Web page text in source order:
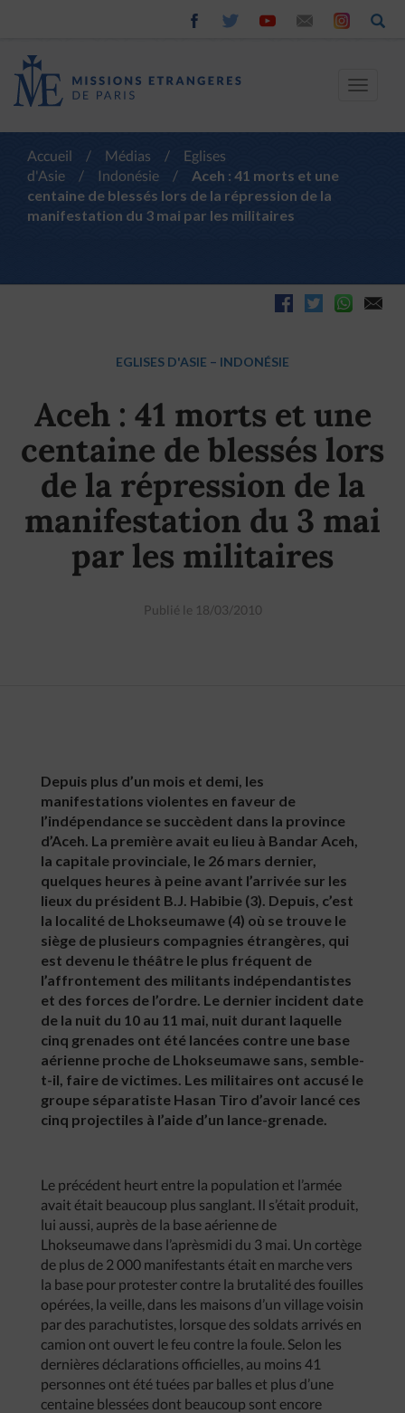
Toggle
Accueil / Médias /
Eglises
d'Asie
/ Indonésie /
Aceh : 41 morts et une
centaine de blessés lors de la répression de la
manifestation du 3 mai par les militaires
EGLISES D'ASIE – INDONÉSIE
Aceh : 41 morts et une
centaine de blessés lors
de la répression de la
manifestation du 3 mai
par les militaires
Publié le 18/03/2010
Depuis plus d’un mois et demi, les
manifestations violentes en faveur de
l’indépendance se succèdent dans la province
d’Aceh. La première avait eu lieu à Bandar Aceh,
la capitale provinciale, le 26 mars dernier,
quelques heures à peine avant l’arrivée sur les
lieux du président B.J. Habibie (3). Depuis, c’est
la localité de Lhokseumawe (4) où se trouve le
siège de plusieurs compagnies étrangères, qui
est devenu le théâtre le plus fréquent de
l’affrontement des militants indépendantistes
et des forces de l’ordre. Le dernier incident date
de la nuit du 10 au 11 mai, nuit durant laquelle
cinq grenades ont été lancées contre une base
aérienne proche de Lhokseumawe sans, semble-
t-il, faire de victimes. Les militaires ont accusé le
groupe séparatiste Hasan Tiro d’avoir lancé ces
cinq projectiles à l’aide d’un lance-grenade.
Le précédent heurt entre la population et l’armée
avait était beaucoup plus sanglant. Il s’était produit,
lui aussi, auprès de la base aérienne de
Lhokseumawe dans l’aprèsmidi du 3 mai. Un cortège
de plus de 2 000 manifestants était en marche vers
la base pour protester contre la brutalité des fouilles
opérées, la veille, dans les maisons d’un village voisin
par des parachutistes, lorsque des soldats arrivés en
camion ont ouvert le feu contre la foule. Selon les
dernières déclarations officielles, au moins 41
personnes ont été tuées par balles et plus d’une
centaine blessées dont beaucoup sont encore